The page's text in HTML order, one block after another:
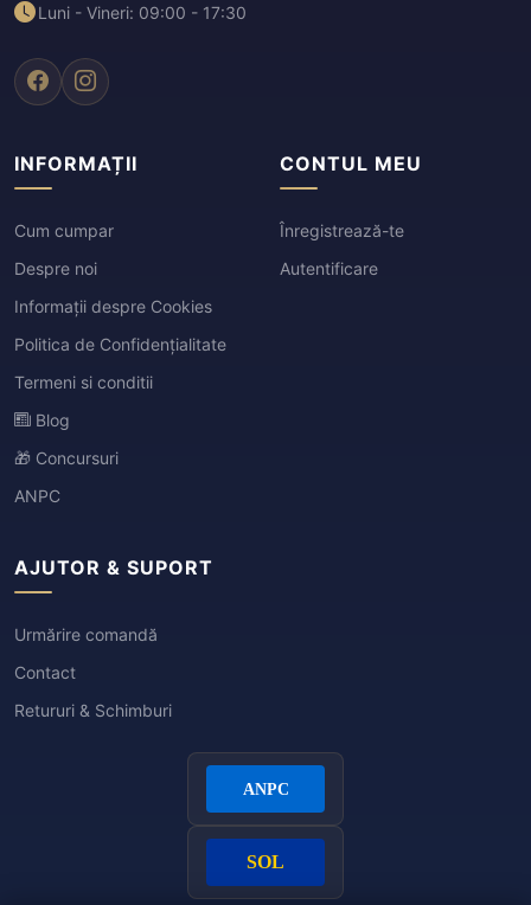
Luni - Vineri: 09:00 - 17:30
INFORMAȚII
Cum cumpar
Despre noi
Informații despre Cookies
Politica de Confidențialitate
Termeni si conditii
Blog
🎁 Concursuri
ANPC
CONTUL MEU
Înregistrează-te
Autentificare
AJUTOR & SUPORT
Urmărire comandă
Contact
Retururi & Schimburi